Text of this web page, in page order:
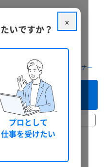
ーランスを探す Webデザイナー
しく説明します
のフリーランスへ
相談してみる（無料）
×
いですか？
プロとして
仕事を受けたい